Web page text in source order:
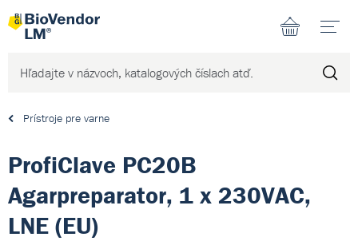
Prístroje pre varne
ProfiClave PC20B
Agarpreparator, 1 x 230VAC,
LNE (EU)